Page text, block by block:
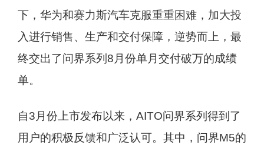
下，华为和赛力斯汽车克服重重困难，加大投
入进行销售、生产和交付保障，逆势而上，最
终交出了问界系列8月份单月交付破万的成绩
单。
自3月份上市发布以来，AITO问界系列得到了
用户的积极反馈和广泛认可。其中，问界M5的